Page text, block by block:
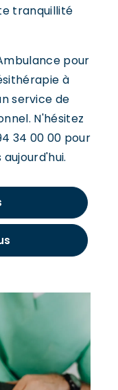
tranquillité
pour
à
service de
N'hésitez
34 00 00 pour